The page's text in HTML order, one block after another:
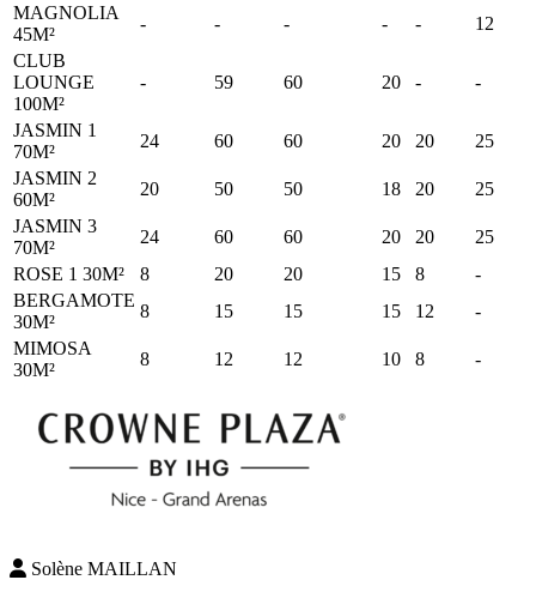
MAGNOLIA
45M²
- - - - -
12
CLUB
LOUNGE
100M²
- 59 60 20 - -
JASMIN 1
70M²
24 60 60 20 20
25
JASMIN 2
60M²
20 50 50 18 20
25
JASMIN 3
70M²
24 60 60 20 20
25
ROSE 1 30M²
8 20 20 15 8
-
BERGAMOTE
30M²
8 15 15 15 12
-
MIMOSA
30M²
8 12 12 10 8 -
Solène MAILLAN